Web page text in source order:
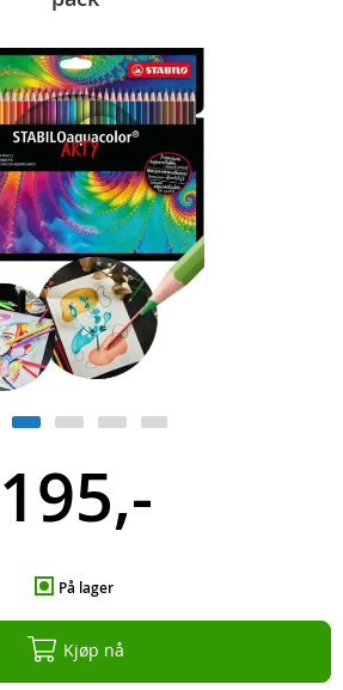
195,-
På lager
Kjøp nå